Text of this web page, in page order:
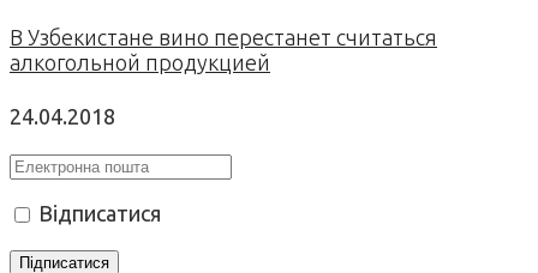
В Узбекистане вино перестанет считаться
алкогольной продукцией
24.04.2018
Відписатися